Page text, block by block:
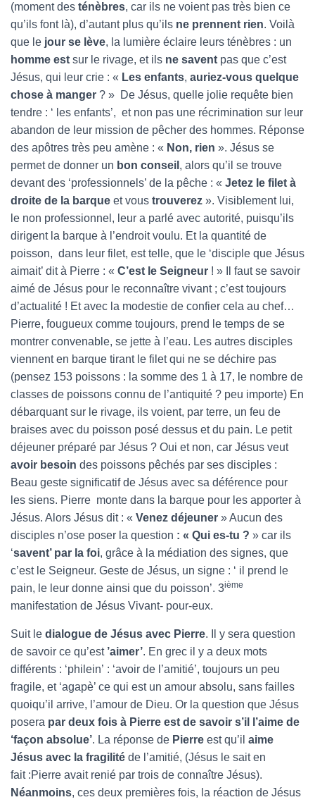
(moment des ténèbres, car ils ne voient pas très bien ce
qu’ils font là), d’autant plus qu’ils ne prennent rien. Voilà
que le jour se lève, la lumière éclaire leurs ténèbres : un
homme est sur le rivage, et ils ne savent pas que c’est
Jésus, qui leur crie : « Les enfants, auriez-vous quelque
chose à manger ? » De Jésus, quelle jolie requête bien
tendre : ‘ les enfants’, et non pas une récrimination sur leur
abandon de leur mission de pêcher des hommes. Réponse
des apôtres très peu amène : « Non, rien ». Jésus se
permet de donner un bon conseil , alors qu’il se trouve
devant des ‘professionnels’ de la pêche : « Jetez le filet à
droite de la barque et vous trouverez ». Visiblement lui,
le non professionnel, leur a parlé avec autorité, puisqu’ils
dirigent la barque à l’endroit voulu. Et la quantité de
poisson, dans leur filet, est telle, que le ‘disciple que Jésus
aimait’ dit à Pierre : « C’est le Seigneur ! » Il faut se savoir
aimé de Jésus pour le reconnaître vivant ; c’est toujours
d’actualité ! Et avec la modestie de confier cela au chef…
Pierre, fougueux comme toujours, prend le temps de se
montrer convenable, se jette à l’eau. Les autres disciples
viennent en barque tirant le filet qui ne se déchire pas
(pensez 153 poissons : la somme des 1 à 17, le nombre de
classes de poissons connu de l’antiquité ? peu importe) En
débarquant sur le rivage, ils voient, par terre, un feu de
braises avec du poisson posé dessus et du pain. Le petit
déjeuner préparé par Jésus ? Oui et non, car Jésus veut
avoir besoin des poissons pêchés par ses disciples :
Beau geste significatif de Jésus avec sa déférence pour
les siens. Pierre monte dans la barque pour les apporter à
Jésus. Alors Jésus dit : « Venez déjeuner » Aucun des
disciples n’ose poser la question : « Qui es-tu ? » car ils
‘savent’ par la foi, grâce à la médiation des signes, que
c’est le Seigneur. Geste de Jésus, un signe : ‘ il prend le
pain, le leur donne ainsi que du poisson’. 3ième
manifestation de Jésus Vivant- pour-eux.
Suit le dialogue de Jésus avec Pierre. Il y sera question
de savoir ce qu’est ’aimer’. En grec il y a deux mots
différents : ‘philein’ : ‘avoir de l’amitié’, toujours un peu
fragile, et ‘agapè’ ce qui est un amour absolu, sans failles
quoiqu’il arrive, l’amour de Dieu. Or la question que Jésus
posera par deux fois à Pierre est de savoir s’il l’aime de
‘façon absolue’. La réponse de Pierre est qu’il aime
Jésus avec la fragilité de l’amitié, (Jésus le sait en
fait :Pierre avait renié par trois de connaître Jésus).
Néanmoins, ces deux premières fois, la réaction de Jésus